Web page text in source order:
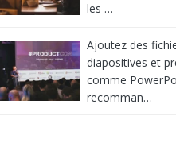
les …
Ajoutez des
diapositives et
comme
recomman…